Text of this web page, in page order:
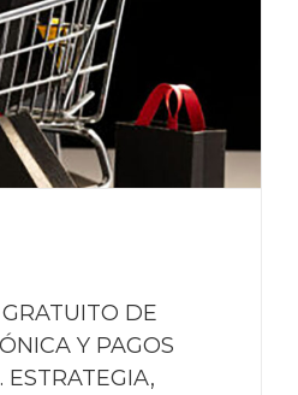
DE
Y PAGOS
ESTRATEGIA,